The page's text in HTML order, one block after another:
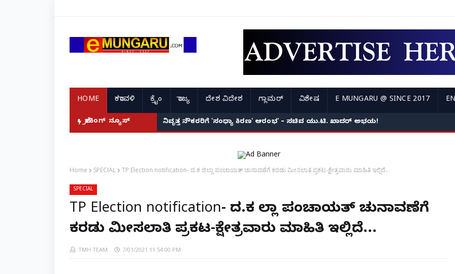
HOME ಕರಾವಳಿ ಕ್ರೈಂ ರಾಜ್ಯ ದೇಶ ವಿದೇಶ ಗ್ಲಾಮರ್ ವಿಶೇಷ E MUNGARU @ SINCE 2017
ಬ್ರೇಕಿಂಗ್ ನ್ಯೂಸ್
ಬಾಕ್ಸ್ ಆಫೀಸ್ ಸವಾಲುಗಳು ಹೀಗಿವೆ! ನಿವೃತ್ತ ನೌಕರರಿಗೆ 'ಸಂಧ್ಯಾ ಕಿರಣ' ಆರಂಭ' – ಸಚಿವ ಯು.ಟಿ. ಖಾದರ್ ಅಭಯ!
Home SPECIAL TP Election notification- ದ.ಕ ಜಿಲ್ಲಾ ಪಂಚಾಯತ್ ಚುನಾವಣೆಗೆ ಕರಡು ಮೀಸಲಾತಿ ಪ್ರಕಟ-ಕ್ಷೇತ್ರವಾರು ಮಾಹಿತಿ ಇಲ್ಲಿದೆ...
SPECIAL
TP Election notification- ದ.ಕ ಜಿಲ್ಲಾ ಪಂಚಾಯತ್ ಚುನಾವಣೆಗೆ
ಕರಡು ಮೀಸಲಾತಿ ಪ್ರಕಟ-ಕ್ಷೇತ್ರವಾರು ಮಾಹಿತಿ ಇಲ್ಲಿದೆ...
TMH TEAM 7/01/2021 11:54:00 PM